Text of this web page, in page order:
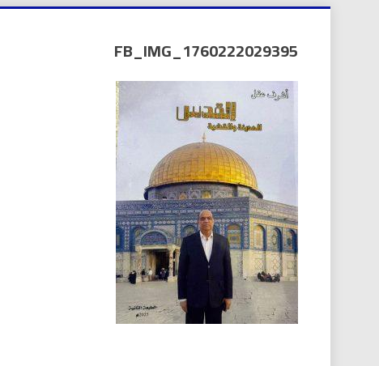
FB_IMG_1760222029395